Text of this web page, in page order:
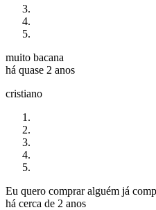
muito bacana
há quase 2 anos
cristiano
Eu quero comprar alguém já
há cerca de 2 anos